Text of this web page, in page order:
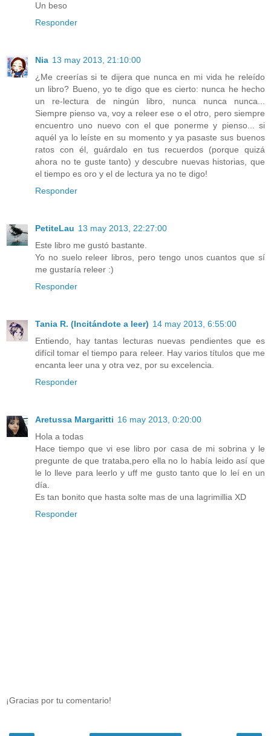
Un beso
Responder
Nia 13 may 2013, 21:10:00
¿Me creerías si te dijera que nunca en mi vida he releído
un libro? Bueno, yo te digo que es cierto: nunca he hecho
un re-lectura de ningún libro, nunca nunca nunca...
Siempre pienso va, voy a releer ese o el otro, pero siempre
encuentro uno nuevo con el que ponerme y pienso... si
aquél ya lo leíste en su momento y ya pasaste sus buenos
ratos con él, guárdalo en tus recuerdos (porque quizá
ahora no te guste tanto) y descubre nuevas historias, que
el tiempo es oro y el de lectura ya no te digo!
Responder
PetiteLau 13 may 2013, 22:27:00
Este libro me gustó bastante.
Yo no suelo releer libros, pero tengo unos cuantos que sí
me gustaría releer :)
Responder
Tania R. (Incitándote a leer) 14 may 2013, 6:55:00
Entiendo, hay tantas lecturas nuevas pendientes que es
difícil tomar el tiempo para releer. Hay varios títulos que me
encanta leer una y otra vez, por su excelencia.
Responder
Aretussa Margaritti 16 may 2013, 0:20:00
Hola a todas
Hace tiempo que vi ese libro por casa de mi sobrina y le
pregunte de que trataba,pero ella no lo había leido así que
le lo lleve para leerlo y uff me gusto tanto que lo leí en un
día.
Es tan bonito que hasta solte mas de una lagrimillia XD
Responder
¡Gracias por tu comentario!